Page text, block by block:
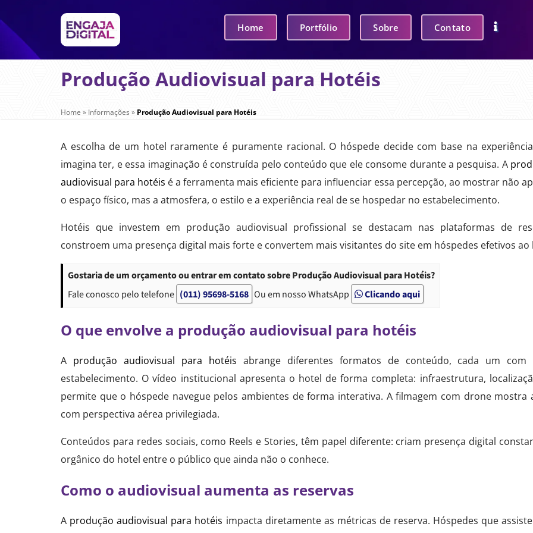
Home Portfólio Sobre Contato
Produção Audiovisual para Hotéis
Home » Informações » Produção Audiovisual para Hotéis
A escolha de um hotel raramente é puramente racional. O hóspede decide com base na
imagina ter, e essa imaginação é construída pelo conteúdo que ele consome durante a pesquisa. A
audiovisual para hotéis é a ferramenta mais eficiente para influenciar essa percepção, ao mostrar não
o espaço físico, mas a atmosfera, o estilo e a experiência real de se hospedar no estabelecimento.
Hotéis que investem em produção audiovisual profissional se destacam nas plataformas de
constroem uma presença digital mais forte e convertem mais visitantes do site em hóspedes efetivos ao
Gostaria de um orçamento ou entrar em contato sobre Produção Audiovisual para Hotéis?
Fale conosco pelo telefone (011) 95698-5168 Ou em nosso WhatsApp Clicando aqui
O que envolve a produção audiovisual para hotéis
A produção audiovisual para hotéis abrange diferentes formatos de conteúdo, cada um
estabelecimento. O vídeo institucional apresenta o hotel de forma completa: infraestrutura,
permite que o hóspede navegue pelos ambientes de forma interativa. A filmagem com drone
com perspectiva aérea privilegiada.
Conteúdos para redes sociais, como Reels e Stories, têm papel diferente: criam presença digital
orgânico do hotel entre o público que ainda não o conhece.
Como o audiovisual aumenta as reservas
A produção audiovisual para hotéis impacta diretamente as métricas de reserva. Hóspedes que